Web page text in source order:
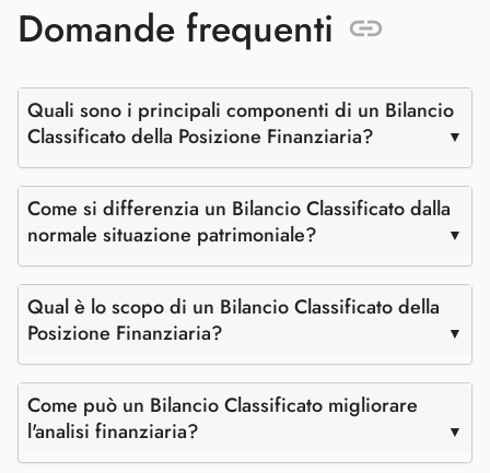
Domande frequenti
Quali sono i principali componenti di un Bilancio
Classificato della Posizione Finanziaria?
Come si differenzia un Bilancio Classificato dalla
normale situazione patrimoniale?
Qual è lo scopo di un Bilancio Classificato della
Posizione Finanziaria?
Come può un Bilancio Classificato migliorare
l'analisi finanziaria?